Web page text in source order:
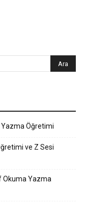
Yazma Öğretimi
ve Z Sesi
Okuma Yazma